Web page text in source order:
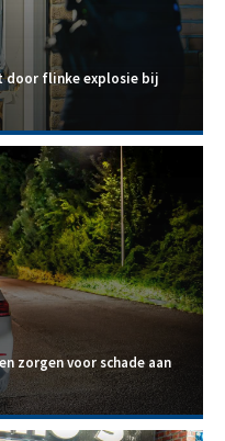
door flinke explosie bij
zorgen voor schade aan